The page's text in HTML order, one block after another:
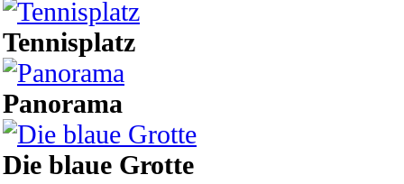
Tennisplatz
Panorama
Die blaue Grotte